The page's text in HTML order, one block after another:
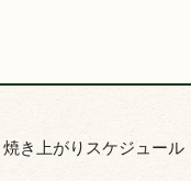
焼き上がりスケジュール